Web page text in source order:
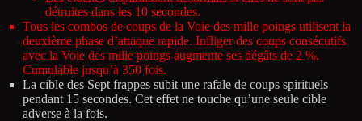
détruites dans les 10 secondes.
Tous les combos de coups de la Voie des mille poings utilisent la
deuxième phase d’attaque rapide. Infliger des coups consécutifs
avec la Voie des mille poings augmente ses dégâts de 2 %.
Cumulable jusqu’à 350 fois.
La cible des Sept frappes subit une rafale de coups spirituels
pendant 15 secondes. Cet effet ne touche qu’une seule cible
adverse à la fois.